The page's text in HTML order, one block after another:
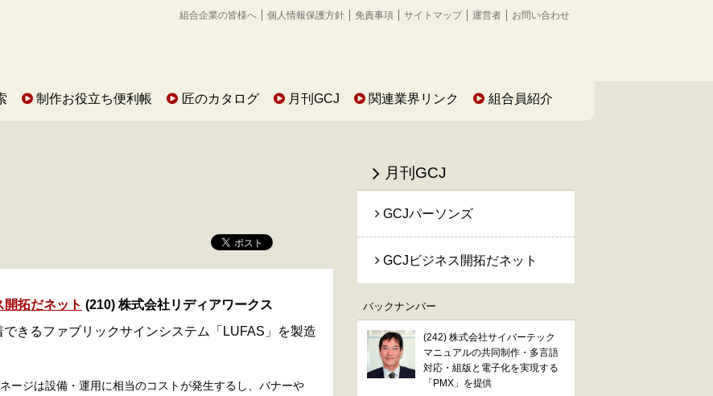
組合企業の皆様へ 個人情報保護方針 免責事項 サイトマップ 運営者 お問い合わせ
制作お役立ち便利帳 匠のカタログ 月刊GCJ 関連業界リンク 組合員紹介
拓だネット (210) 株式会社リディアワークス
できるファブリックサインシステム「LUFAS」を製造
ージは設備・運用に相当のコストが発生するし、バナーや
月刊GCJ
GCJパーソンズ
GCJビジネス開拓だネット
バックナンバー
(242) 株式会社サイバーテック
マニュアルの共同制作・多言語
対応・組版と電子化を実現する
「PMX」を提供